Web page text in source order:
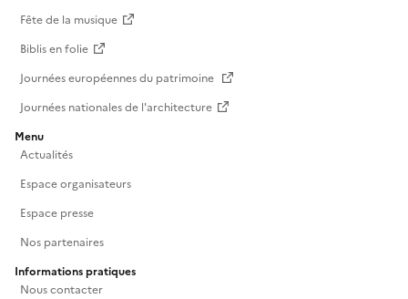
Fête de la musique
Biblis en folie
Journées européennes du patrimoine
Journées nationales de l'architecture
Menu
Actualités
Espace organisateurs
Espace presse
Nos partenaires
Informations pratiques
Nous contacter